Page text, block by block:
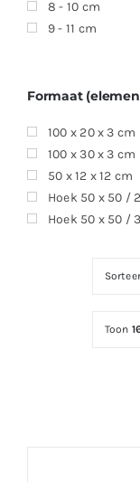
Toon
8 - 10 cm
9 - 11 cm
Formaat
100 x 20 x 3 cm
100 x 30 x 3 cm
50 x 12 x 12 cm
Hoek 50 x 50 /
Hoek 50 x 50 /